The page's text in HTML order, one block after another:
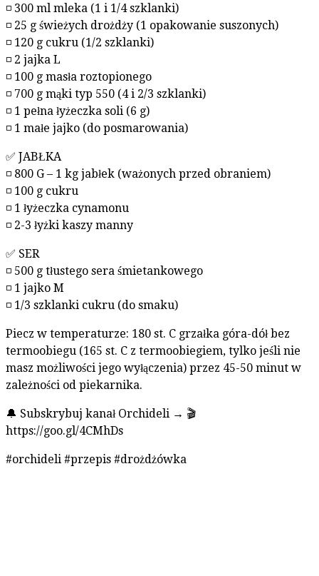
◽ 300 ml mleka (1 i 1/4 szklanki)
◽ 25 g świeżych drożdży (1 opakowanie suszonych)
◽ 120 g cukru (1/2 szklanki)
◽ 2 jajka L
◽ 100 g masła roztopionego
◽ 700 g mąki typ 550 (4 i 2/3 szklanki)
◽ 1 pełna łyżeczka soli (6 g)
◽ 1 małe jajko (do posmarowania)
✅ JABŁKA
◽ 800 G – 1 kg jabłek (ważonych przed obraniem)
◽ 100 g cukru
◽ 1 łyżeczka cynamonu
◽ 2-3 łyżki kaszy manny
✅ SER
◽ 500 g tłustego sera śmietankowego
◽ 1 jajko M
◽ 1/3 szklanki cukru (do smaku)
Piecz w temperaturze: 180 st. C grzałka góra-dół bez
termoobiegu (165 st. C z termoobiegiem, tylko jeśli nie
masz możliwości jego wyłączenia) przez 45-50 minut w
zależności od piekarnika.
🔔 Subskrybuj kanał Orchideli → 🎬
https://goo.gl/4CMhDs
#orchideli #przepis #drożdżówka